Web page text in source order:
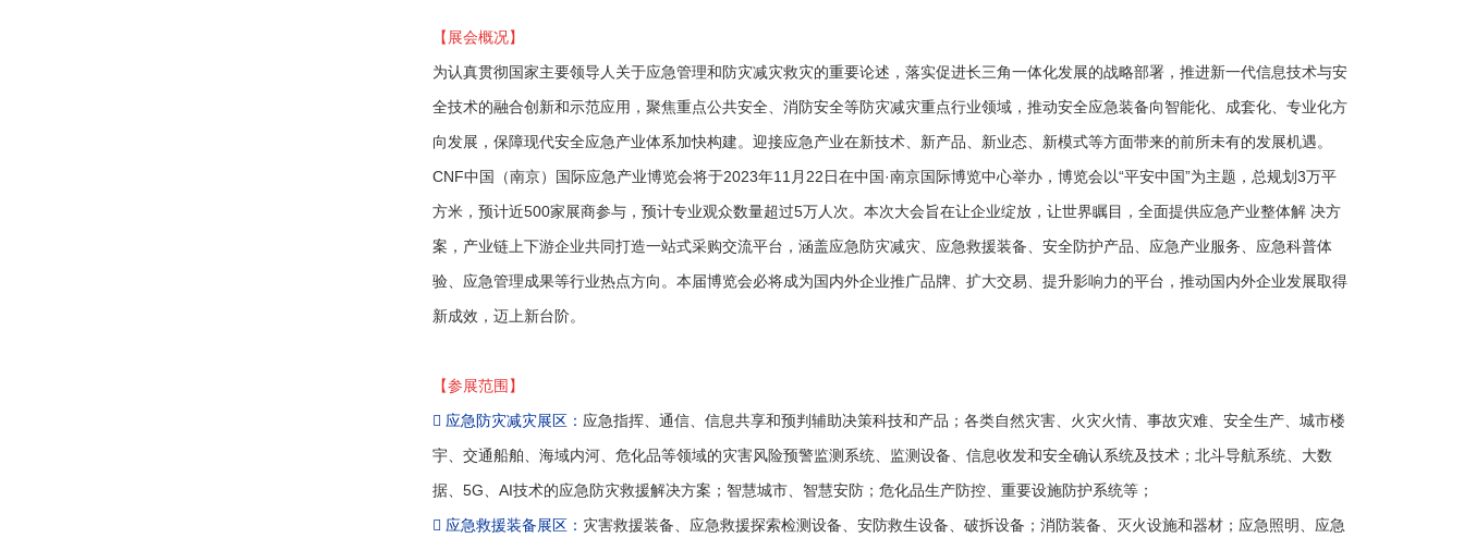
【展会概况】
为认真贯彻国家主要领导人关于应急管理和防灾减灾救灾的重要论述，落实促进长三角一体化发展的战略部署，推进新一代信息技术与安
全技术的融合创新和示范应用，聚焦重点公共安全、消防安全等防灾减灾重点行业领域，推动安全应急装备向智能化、成套化、专业化方
向发展，保障现代安全应急产业体系加快构建。迎接应急产业在新技术、新产品、新业态、新模式等方面带来的前所未有的发展机遇。
CNF中国（南京）国际应急产业博览会将于2023年11月22日在中国·南京国际博览中心举办，博览会以“平安中国”为主题，总规划3万平
方米，预计近500家展商参与，预计专业观众数量超过5万人次。本次大会旨在让企业绽放，让世界瞩目，全面提供应急产业整体解 决方
案，产业链上下游企业共同打造一站式采购交流平台，涵盖应急防灾减灾、应急救援装备、安全防护产品、应急产业服务、应急科普体
验、应急管理成果等行业热点方向。本届博览会必将成为国内外企业推广品牌、扩大交易、提升影响力的平台，推动国内外企业发展取得
新成效，迈上新台阶。
【参展范围】
 应急防灾减灾展区： 应急指挥、通信、信息共享和预判辅助决策科技和产品；各类自然灾害、火灾火情、事故灾难、安全生产、城市楼
宇、交通船舶、海域内河、危化品等领域的灾害风险预警监测系统、监测设备、信息收发和安全确认系统及技术；北斗导航系统、大数
据、5G、AI技术的应急防灾救援解决方案；智慧城市、智慧安防；危化品生产防控、重要设施防护系统等；
 应急救援装备展区： 灾害救援装备、应急救援探索检测设备、安防救生设备、破拆设备；消防装备、灭火设施和器材；应急照明、应急